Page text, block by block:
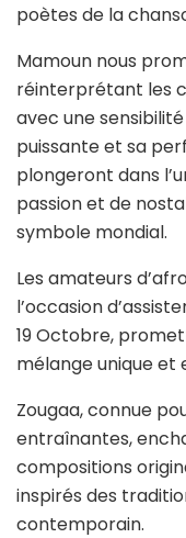
poètes de la
Mamoun nous
réinterprétant les
avec une
puissante et sa
plongeront dans
passion et de
symbole mondial.
Les amateurs
l’occasion
19 Octobre,
mélange unique et
Zougaa, connue
entraînantes,
compositions
inspirés des
contemporain.